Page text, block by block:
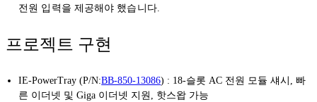
전원 입력을 제공해야 했습니다.
프로젝트 구현
IE-PowerTray (P/N:BB-850-13086) : 18-슬롯 AC 전원 모듈 섀시, 빠
른 이더넷 및 Giga 이더넷 지원, 핫스왑 가능